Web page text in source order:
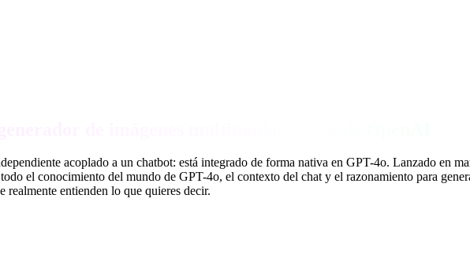
de imágenes multimodal nativo de OpenAI
acoplado a un chatbot: está integrado de forma nativa en GPT-4o. Lanzado en
el conocimiento del mundo de GPT-4o, el contexto del chat y el razonamiento para
realmente entienden lo que quieres decir.